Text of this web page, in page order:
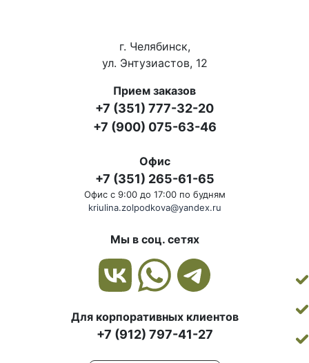
г. Челябинск,
ул. Энтузиастов, 12
Прием заказов
+7 (351) 777-32-20
+7 (900) 075-63-46
Офис
+7 (351) 265-61-65
Офис с 9:00 до 17:00 по будням
kriulina.zolpodkova@yandex.ru
Мы в соц. сетях
Для корпоративных клиентов
+7 (912) 797-41-27